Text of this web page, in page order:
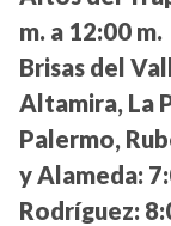
m. a 12:00 m.
Brisas del
Altamira, La
Palermo,
y Alameda:
Rodríguez: